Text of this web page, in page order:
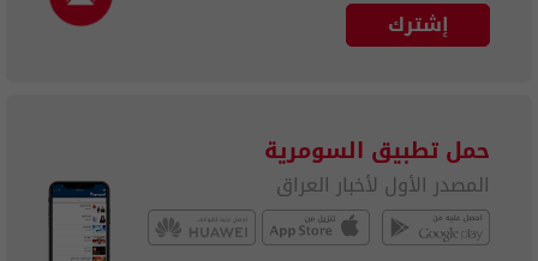
إشترك
حمل تطبيق السومرية
المصدر الأول لأخبار العراق